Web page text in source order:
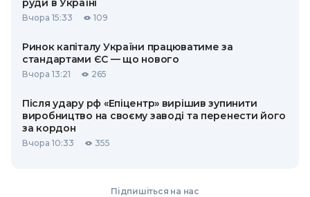
руди в Україні
Вчора 15:33 109
Ринок капіталу України працюватиме за
стандартами ЄС — що нового
Вчора 13:21 265
Після удару рф «Епіцентр» вирішив зупинити
виробництво на своєму заводі та перенести його
за кордон
Вчора 10:33 355
Підпишіться на нас